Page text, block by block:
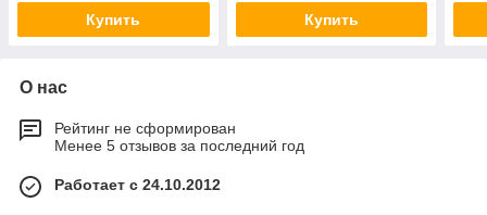
Купить Купить
О нас
Рейтинг не сформирован
Менее 5 отзывов за последний год
Работает с 24.10.2012